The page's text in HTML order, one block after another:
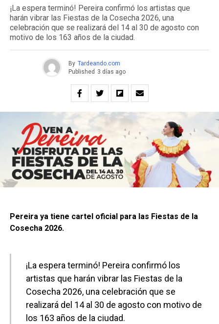
¡La espera terminó! Pereira confirmó los artistas que
harán vibrar las Fiestas de la Cosecha 2026, una
celebración que se realizará del 14 al 30 de agosto con
motivo de los 163 años de la ciudad.
By Tardeando.com
Published 3 días ago
Pereira ya tiene cartel oficial para las Fiestas de la
Cosecha 2026.
¡La espera terminó! Pereira confirmó los
artistas que harán vibrar las Fiestas de la
Cosecha 2026, una celebración que se
realizará del 14 al 30 de agosto con motivo de
los 163 años de la ciudad.